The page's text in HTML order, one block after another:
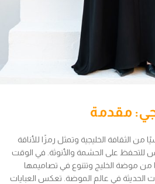
مقدمة
من الثقافة الخليجية وتمثل رمزًا للأناقة
تلبس للتحفظ على الحشمة والأنوثة. في الوقت
من موضة الخليج وتتنوع في تصاميمها
الحديثة في عالم الموضة. تعكس العبايات